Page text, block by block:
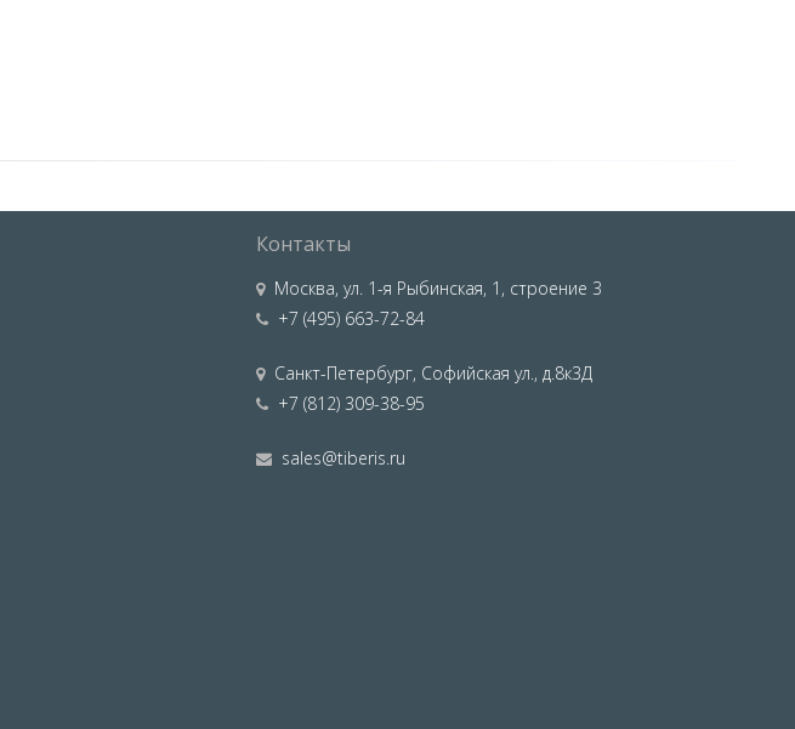
Контакты
Москва,ул. 1-я Рыбинская, 1, строение 3
+7 (495) 663-72-84
Санкт-Петербург, Софийская ул., д.8к3Д
+7 (812) 309-38-95
sales@tiberis.ru